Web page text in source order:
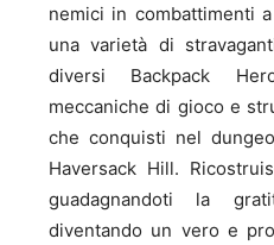
nemici in combattimenti
una varietà di
diversi Backpack
meccaniche di gioco e
che conquisti nel
Haversack Hill.
guadagnandoti la
diventando un vero e